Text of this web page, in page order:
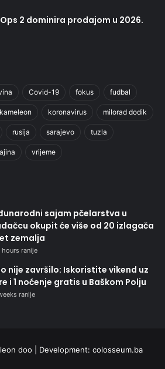
2 dominira prodajom u 2026.
Covid-19 fokus fudbal
kameleon koronavirus milorad dodik
rusija sarajevo tuzla
vrijeme
sajam pčelarstva u
okupit će više od 20 izlagača
zemalja
hours ranije
nije završilo: Iskoristite vikend uz
i 1 noćenje gratis u Baškom Polju
ranije
doo | Development: colosseum.ba